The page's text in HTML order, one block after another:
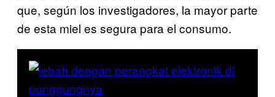
que, según los investigadores, la mayor parte
de esta miel es segura para el consumo.